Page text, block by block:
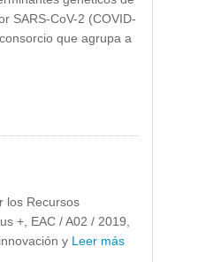
SARS-CoV-2 (COVID-
que agrupa a
los Recursos
+, EAC / A02 / 2019,
y Leer más